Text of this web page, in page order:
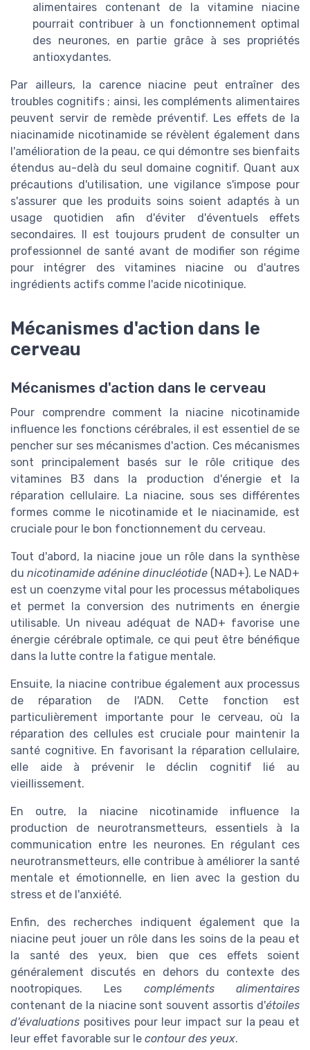
alimentaires contenant de la vitamine niacine
pourrait contribuer à un fonctionnement optimal
des neurones, en partie grâce à ses propriétés
antioxydantes.
Par ailleurs, la carence niacine peut entraîner des
troubles cognitifs ; ainsi, les compléments alimentaires
peuvent servir de remède préventif. Les effets de la
niacinamide nicotinamide se révèlent également dans
l'amélioration de la peau, ce qui démontre ses bienfaits
étendus au-delà du seul domaine cognitif. Quant aux
précautions d'utilisation, une vigilance s'impose pour
s'assurer que les produits soins soient adaptés à un
usage quotidien afin d'éviter d'éventuels effets
secondaires. Il est toujours prudent de consulter un
professionnel de santé avant de modifier son régime
pour intégrer des vitamines niacine ou d'autres
ingrédients actifs comme l'acide nicotinique.
Mécanismes d'action dans le
cerveau
Mécanismes d'action dans le cerveau
Pour comprendre comment la niacine nicotinamide
influence les fonctions cérébrales, il est essentiel de se
pencher sur ses mécanismes d'action. Ces mécanismes
sont principalement basés sur le rôle critique des
vitamines B3 dans la production d'énergie et la
réparation cellulaire. La niacine, sous ses différentes
formes comme le nicotinamide et le niacinamide, est
cruciale pour le bon fonctionnement du cerveau.
Tout d'abord, la niacine joue un rôle dans la synthèse
du nicotinamide adénine dinucléotide (NAD+). Le NAD+
est un coenzyme vital pour les processus métaboliques
et permet la conversion des nutriments en énergie
utilisable. Un niveau adéquat de NAD+ favorise une
énergie cérébrale optimale, ce qui peut être bénéfique
dans la lutte contre la fatigue mentale.
Ensuite, la niacine contribue également aux processus
de réparation de l'ADN. Cette fonction est
particulièrement importante pour le cerveau, où la
réparation des cellules est cruciale pour maintenir la
santé cognitive. En favorisant la réparation cellulaire,
elle aide à prévenir le déclin cognitif lié au
vieillissement.
En outre, la niacine nicotinamide influence la
production de neurotransmetteurs, essentiels à la
communication entre les neurones. En régulant ces
neurotransmetteurs, elle contribue à améliorer la santé
mentale et émotionnelle, en lien avec la gestion du
stress et de l'anxiété.
Enfin, des recherches indiquent également que la
niacine peut jouer un rôle dans les soins de la peau et
la santé des yeux, bien que ces effets soient
généralement discutés en dehors du contexte des
nootropiques. Les compléments alimentaires
contenant de la niacine sont souvent assortis d'étoiles
d'évaluations positives pour leur impact sur la peau et
leur effet favorable sur le contour des yeux.